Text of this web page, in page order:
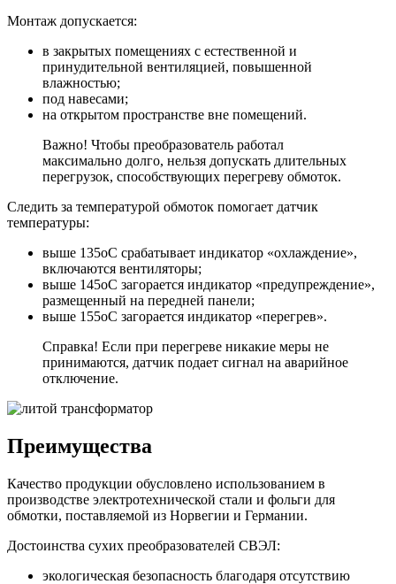
Монтаж допускается:
в закрытых помещениях с естественной и
принудительной вентиляцией, повышенной
влажностью;
под навесами;
на открытом пространстве вне помещений.
Важно! Чтобы преобразователь работал
максимально долго, нельзя допускать длительных
перегрузок, способствующих перегреву обмоток.
Следить за температурой обмоток помогает датчик
температуры:
выше 135оС срабатывает индикатор «охлаждение»,
включаются вентиляторы;
выше 145оС загорается индикатор «предупреждение»,
размещенный на передней панели;
выше 155оС загорается индикатор «перегрев».
Справка! Если при перегреве никакие меры не
принимаются, датчик подает сигнал на аварийное
отключение.
Преимущества
Качество продукции обусловлено использованием в
производстве электротехнической стали и фольги для
обмотки, поставляемой из Норвегии и Германии.
Достоинства сухих преобразователей СВЭЛ:
экологическая безопасность благодаря отсутствию